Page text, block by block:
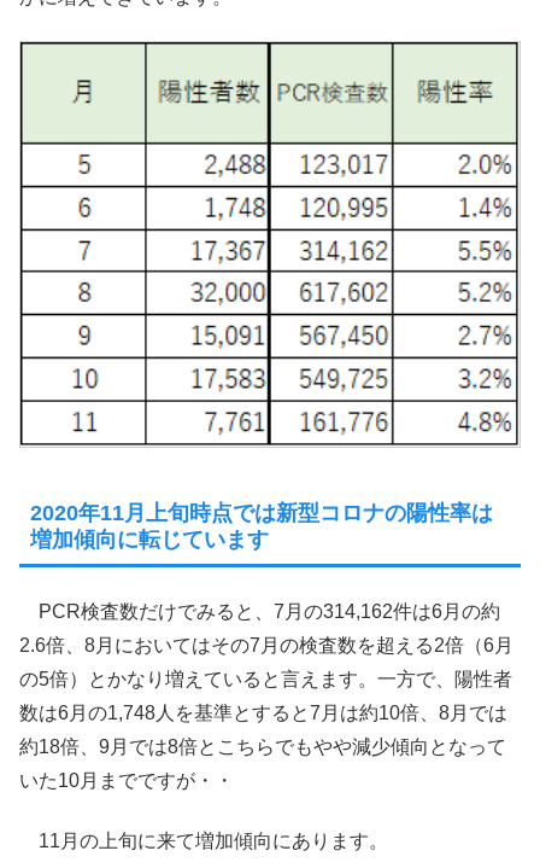
2020年11月上旬時点では新型コロナの陽性率は
増加傾向に転じています
PCR検査数だけでみると、7月の314,162件は6月の約
2.6倍、8月においてはその7月の検査数を超える2倍（6月
の5倍）とかなり増えていると言えます。一方で、陽性者
数は6月の1,748人を基準とすると7月は約10倍、8月では
約18倍、9月では8倍とこちらでもやや減少傾向となって
いた10月までですが・・
11月の上旬に来て増加傾向にあります。